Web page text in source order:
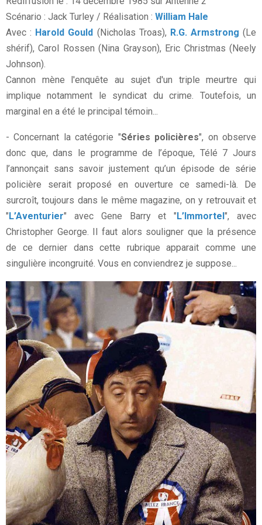
Scénario : Jack Turley / Réalisation : William Hale
Avec : Harold Gould (Nicholas Troas), R.G. Armstrong (Le
shérif), Carol Rossen (Nina Grayson), Eric Christmas (Neely
Johnson).
Cannon mène l'enquête au sujet d'un triple meurtre qui
implique notamment le syndicat du crime. Toutefois, un
marginal en a été le principal témoin...
- Concernant la catégorie "Séries policières", on observe
donc que, dans le programme de l’époque, Télé 7 Jours
l’annonçait sans savoir justement qu’un épisode de série
policière serait proposé en ouverture ce samedi-là. De
surcroît, toujours dans le même magazine, on y retrouvait et
"L’Aventurier" avec Gene Barry et "L’Immortel", avec
Christopher George. Il faut alors souligner que la présence
de ce dernier dans cette rubrique apparait comme une
singulière incongruité. Vous en conviendrez je suppose...